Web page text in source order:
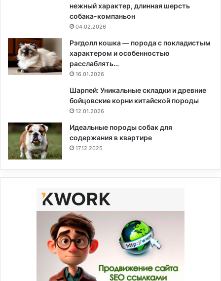
нежный характер, длинная шерсть
собака-компаньон
04.02.2026
Рэгдолл кошка — порода с покладистым
характером и особенностью
расслаблять…
16.01.2026
Шарпей: Уникальные складки и древние
бойцовские корни китайской породы
12.01.2026
Идеальные породы собак для
содержания в квартире
17.12.2025